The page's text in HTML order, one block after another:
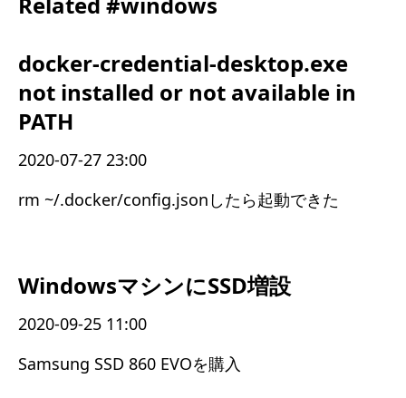
docker-credential-desktop.exe
not installed or not available in
PATH
2020-07-27 23:00
rm ~/.docker/config.jsonしたら起動できた
WindowsマシンにSSD増設
2020-09-25 11:00
Samsung SSD 860 EVOを購入